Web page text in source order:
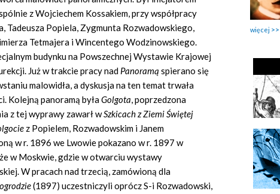
z Wojciechem Kossakiem, przy współpracy
Tadeusza Popiela, Zygmunta Rozwadowskiego,
Tetmajera i Wincentego Wodzinowskiego.
budynku na Powszechnej Wystawie Krajowej
Już w trakcie pracy nad Panoramą spierano się
malowidła, a dyskusja na ten temat trwała
Kolejną panoramą byłaGolgota, poprzedzona
z tej wyprawy zawarł wSzkicach z ZiemiŚwiętej
z Popielem, Rozwadowskim i Janem
w r. 1896 we Lwowie pokazano w r. 1897 w
w Moskwie, gdzie w otwarciu wystawy
W pracach nad trzecią, zamówioną dla
(1897) uczestniczyli oprócz S-i Rozwadowski,
więcej